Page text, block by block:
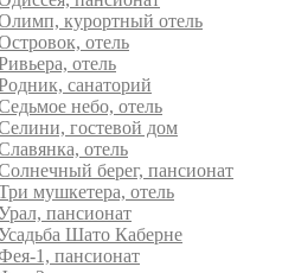
курортный отель
отель
отель
санаторий
небо, отель
гостевой дом
отель
берег, пансионат
мушкетера, отель
пансионат
Шато Каберне
1, пансионат